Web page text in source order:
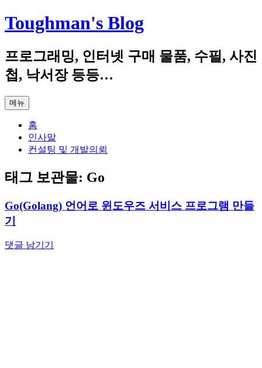
컨
텐
로
건
너
기
Toughman's Blog
프로그래밍, 인터넷 구매 물품, 수필, 사진
첩, 낙서장 등등…
메뉴
홈
인사말
컨설팅 및 개발의뢰
태그 보관물: Go
Go(Golang) 언어로 윈도우즈 서비스 프로그램 만들
기
댓글 남기기